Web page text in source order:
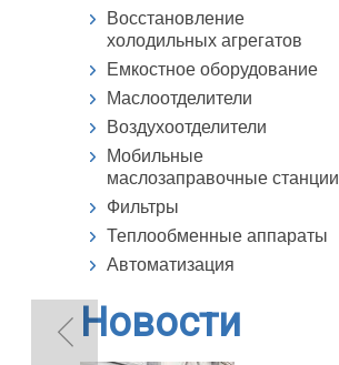
Восстановление
холодильных агрегатов
Емкостное оборудование
Маслоотделители
Воздухоотделители
Мобильные
маслозаправочные станции
Фильтры
Теплообменные аппараты
Автоматизация
Новости